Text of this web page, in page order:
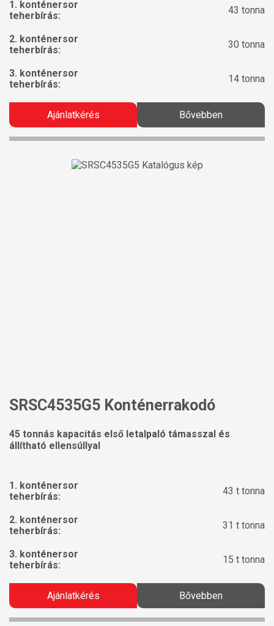
1. konténersor
teherbírás:
43 tonna
2. konténersor
teherbírás:
30 tonna
3. konténersor
teherbírás:
14 tonna
Ajánlatkérés Bővebben
SRSC4535G5 Konténerrakodó
45 tonnás kapacitás első letalpaló támasszal és
állítható ellensúllyal
1. konténersor
teherbírás:
43 t tonna
2. konténersor
teherbírás:
31 t tonna
3. konténersor
teherbírás:
15 t tonna
Ajánlatkérés Bővebben